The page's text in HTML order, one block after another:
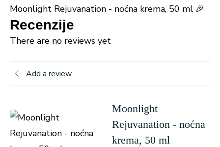
Moonlight Rejuvanation - noćna krema, 50 ml 🎉
Recenzije
There are no reviews yet
Add a review
Moonlight
Rejuvanation - noćna
krema, 50 ml